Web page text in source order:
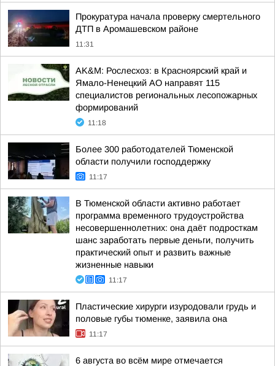
Прокуратура начала проверку смертельного
ДТП в Аромашевском районе
11:31
AK&M: Рослесхоз: в Красноярский край и
Ямало-Ненецкий АО направят 115
специалистов региональных лесопожарных
формирований
11:18
Более 300 работодателей Тюменской
области получили господдержку
11:17
В Тюменской области активно работает
программа временного трудоустройства
несовершеннолетних: она даёт подросткам
шанс заработать первые деньги, получить
практический опыт и развить важные
жизненные навыки
11:17
Пластические хирурги изуродовали грудь и
половые губы тюменке, заявила она
11:17
6 августа во всём мире отмечается